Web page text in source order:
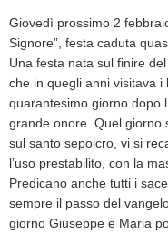
Giovedì prossimo 2
Signore”, festa caduta
Una festa nata sul finire
che in quegli anni visitava i
quarantesimo giorno dopo
grande onore. Quel giorno
sul santo sepolcro, vi si
l’uso prestabilito, con la
Predicano anche tutti i
sempre il passo del
giorno Giuseppe e Maria